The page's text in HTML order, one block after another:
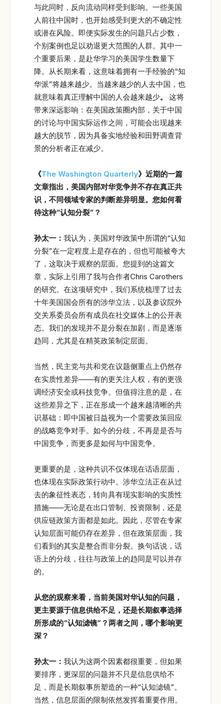
与此同时，反向流动同样受到影响。一些美国
人前往中国时，也开始感受到更大的不确定性
或潜在风险。即便实际发生的问题只占少数，
个别案例也足以劝退更大范围的人群。其中一
个重要后果，是赴华学习的美国学生数量下
降。从长期来看，这意味着拥有一手经验的“知
华派”将越来越少。当越来越少的人去中国，也
就意味着真正理解中国的人会越来越少。
这将
带来深远影响：在美国政策圈内部，关于中国
的讨论与中国实际运作之间，可能会出现越来
越大的脱节，因为具备实地经验和田野调查背
景的分析者正在减少。
《The Washington Quarterly》近期的一篇
文章指出，美国内部对华竞争并不存在真正共
识，不同领域专家的判断差异明显。您如何看
待这种“认知分裂”？
孙太一： 我认为，美国对华政策中所谓的“认知
分裂”在一定程度上是存在的，但也可能被夸大
了，这取决于观察的层面。您提到的这篇文
章，实际上引用了我与合作者Chris Carothers
的研究。在这项研究中，我们系统梳理了过去
十年美国国会所有的涉华立法，以及参议院外
交关系委员会所有成员在社交媒体上的公开表
态。我们的发现并不是分裂在加剧，而是逐渐
趋同，尤其是在精英政策制定层面。
当然，民主党与共和党在议题侧重点上仍然存
在实质性差异——有的更关注人权，有的更强
调经济安全或科技竞争。但值得注意的是，在
这些差异之下，正在形成一个越来越清晰的共
识基础：即中国被日益视为一个需要政策回应
的战略竞争对手。如今的分歧，不再是是否与
中国竞争，而更多是如何与中国竞争。
更重要的是，这种共识不仅体现在话语层面，
也体现在实际政策行动中。涉华立法正在从过
去的象征性表态，转向具有现实影响的实质性
措施——无论是在出口管制、投资限制，还是
供应链政策方面都是如此。因此，尽管在专家
认知层面可能仍存在差异，但在政策层面，我
们看到的其实是整合而非分裂。换句话说，话
语上的分歧，往往与政策上的趋同是可以并存
的。
从您的观察来看，当前美国对华认知的问题，
更主要源于信息供给不足，还是长期叙事选择
所形成的“认知滤镜”？两者之间，哪个影响更
深？
孙太一： 我认为这两个因素都很重要，但如果
要排序，更深层的问题并不只是信息供给不
足，而是长期叙事所塑造的一种“认知滤镜”。
当然，信息层面的限制依然发挥着重要作用。